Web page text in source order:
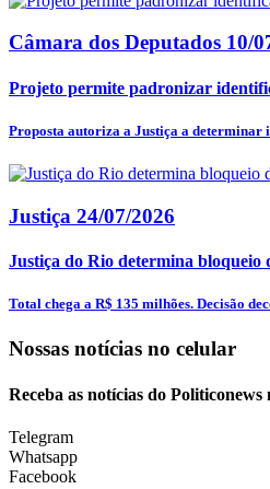
Câmara dos Deputados 10/
Projeto permite padronizar
Proposta autoriza a Justiça a determinar
Justiça 24/07/2026
Justiça do Rio determina bloqueio
Total chega a R$ 135 milhões. Decisão
Nossas notícias no celular
Receba as notícias do
Telegram
Whatsapp
Facebook